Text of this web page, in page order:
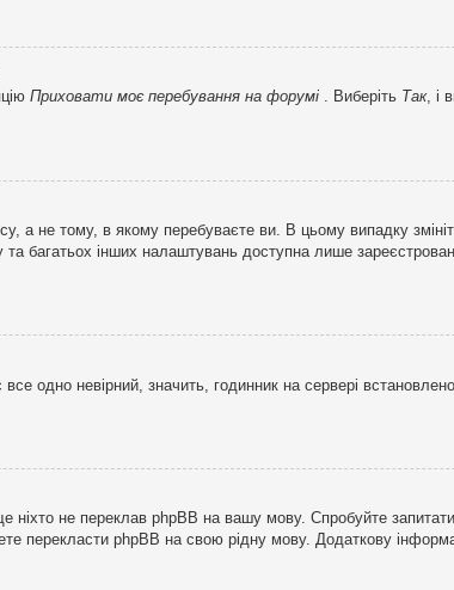
Приховати моє перебування на форумі . Виберіть Так, і
а не тому, в якому перебуваєте ви. В цьому випадку
багатьох інших налаштувань доступна лише
одно невірний, значить, годинник на сервері
не переклав phpBB на вашу мову. Спробуйте
перекласти phpBB на свою рідну мову. Додаткову